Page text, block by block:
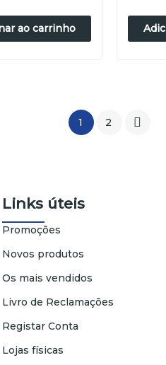
ao carrinho
1 2 
Links úteis
Promoções
Novos produtos
Os mais vendidos
Livro de Reclamações
Registar Conta
Lojas físicas